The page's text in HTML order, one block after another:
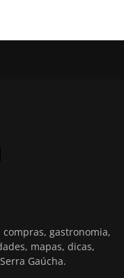
gastronomia,
mapas, dicas,
Gaúcha.